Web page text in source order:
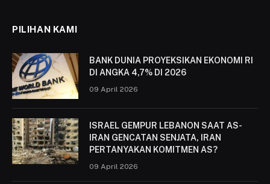
PILIHAN KAMI
BANK DUNIA PROYEKSIKAN EKONOMI RI
DI ANGKA 4,7% DI 2026
09 April 2026
ISRAEL GEMPUR LEBANON SAAT AS-
IRAN GENCATAN SENJATA, IRAN
PERTANYAKAN KOMITMEN AS?
09 April 2026